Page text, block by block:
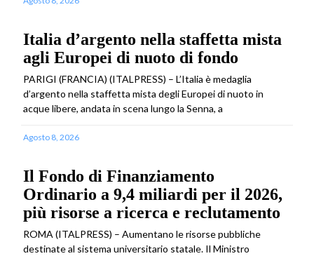
Italia d’argento nella staffetta mista
agli Europei di nuoto di fondo
PARIGI (FRANCIA) (ITALPRESS) – L’Italia è medaglia
d’argento nella staffetta mista degli Europei di nuoto in
acque libere, andata in scena lungo la Senna, a
Agosto 8, 2026
Il Fondo di Finanziamento
Ordinario a 9,4 miliardi per il 2026,
più risorse a ricerca e reclutamento
ROMA (ITALPRESS) – Aumentano le risorse pubbliche
destinate al sistema universitario statale. Il Ministro